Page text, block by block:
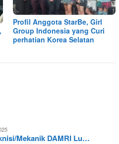
Profil Anggota StarBe, Girl
Group Indonesia yang Curi
perhatian Korea Selatan
Mekanik DAMRI Lu…